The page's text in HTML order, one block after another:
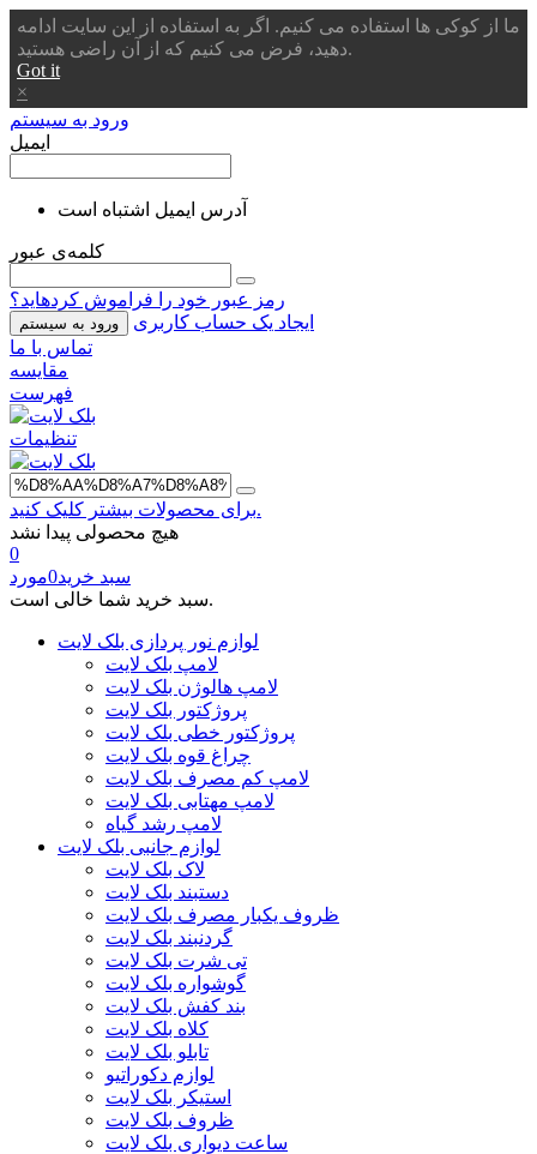
ما از کوکی ها استفاده می کنیم. اگر به استفاده از این سایت ادامه
دهید، فرض می کنیم که از آن راضی هستید.
Got it
×
ورود به سیستم
ایمیل
آدرس ایمیل اشتباه است
کلمه‌ی عبور
رمز عبور خود را فراموش کردهاید؟
ورود به سیستم
ایجاد یک حساب کاربری
تماس با ما
مقایسه
فهرست
تنظیمات
برای محصولات بیشتر کلیک کنید.
هیچ محصولی پیدا نشد
0
سبد خرید0مورد
سبد خرید شما خالی است.
لوازم نور پردازی بلک لایت
لامپ بلک لایت
لامپ هالوژن بلک لایت
پروژکتور بلک لایت
پروژکتور خطی بلک لایت
چراغ قوه بلک لایت
لامپ کم مصرف بلک لایت
لامپ مهتابی بلک لایت
لامپ رشد گیاه
لوازم جانبی بلک لایت
لاک بلک لایت
دستبند بلک لایت
ظروف یکبار مصرف بلک لایت
گردنبند بلک لایت
تی شرت بلک لایت
گوشواره بلک لایت
بند کفش بلک لایت
کلاه بلک لایت
تابلو بلک لایت
لوازم دکوراتیو
استیکر بلک لایت
ظروف بلک لایت
ساعت دیواری بلک لایت